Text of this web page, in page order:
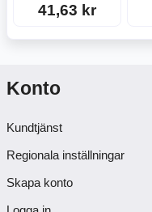
41,63 kr
Konto
Kundtjänst
Regionala inställningar
Skapa konto